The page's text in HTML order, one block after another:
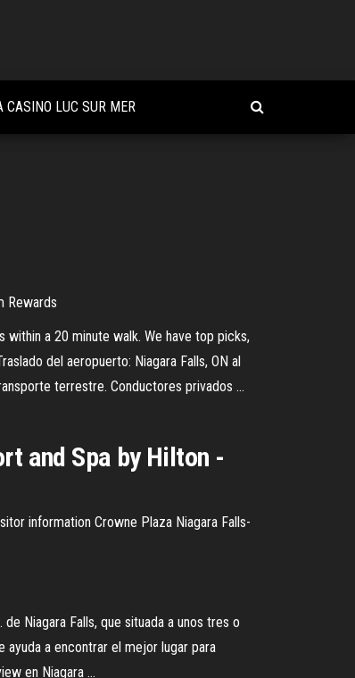
CASINO LUC SUR MER
Rewards
within a 20 minute walk. We have top picks,
del aeropuerto: Niagara Falls, ON al
terrestre. Conductores privados ...
and Spa by Hilton -
information Crowne Plaza Niagara Falls-
Niagara Falls, que situada a unos tres o
a encontrar el mejor lugar para
en Niagara ...